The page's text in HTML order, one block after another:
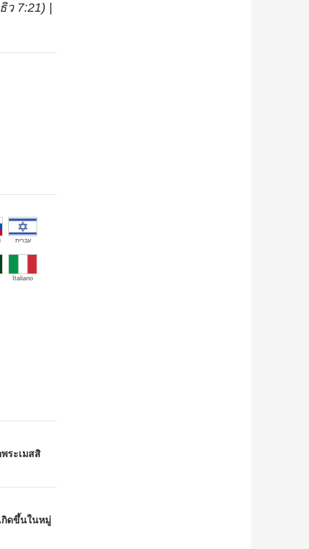
7:21) |
עברית
Italiano
ระเมสสิ
กิดขึ้นในหมู่